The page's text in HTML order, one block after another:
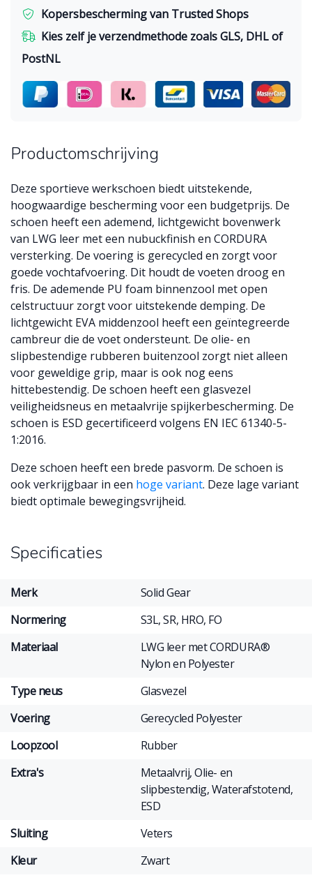
Kopersbescherming van Trusted Shops
Kies zelf je verzendmethode zoals GLS, DHL of
PostNL
Productomschrijving
Deze sportieve werkschoen biedt uitstekende,
hoogwaardige bescherming voor een budgetprijs. De
schoen heeft een ademend, lichtgewicht bovenwerk
van LWG leer met een nubuckfinish en CORDURA
versterking. De voering is gerecycled en zorgt voor
goede vochtafvoering. Dit houdt de voeten droog en
fris. De ademende PU foam binnenzool met open
celstructuur zorgt voor uitstekende demping. De
lichtgewicht EVA middenzool heeft een geïntegreerde
cambreur die de voet ondersteunt. De olie- en
slipbestendige rubberen buitenzool zorgt niet alleen
voor geweldige grip, maar is ook nog eens
hittebestendig. De schoen heeft een glasvezel
veiligheidsneus en metaalvrije spijkerbescherming. De
schoen is ESD gecertificeerd volgens EN IEC 61340-5-
1:2016.
Deze schoen heeft een brede pasvorm. De schoen is
ook verkrijgbaar in een hoge variant. Deze lage variant
biedt optimale bewegingsvrijheid.
Specificaties
Merk
Solid Gear
Normering
S3L, SR, HRO, FO
Materiaal
LWG leer met CORDURA®
Nylon en Polyester
Type neus
Glasvezel
Voering
Gerecycled Polyester
Loopzool
Rubber
Extra's
Metaalvrij, Olie- en
slipbestendig, Waterafstotend,
ESD
Sluiting
Veters
Kleur
Zwart